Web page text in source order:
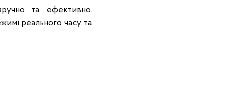
та ефективно.
реального часу та